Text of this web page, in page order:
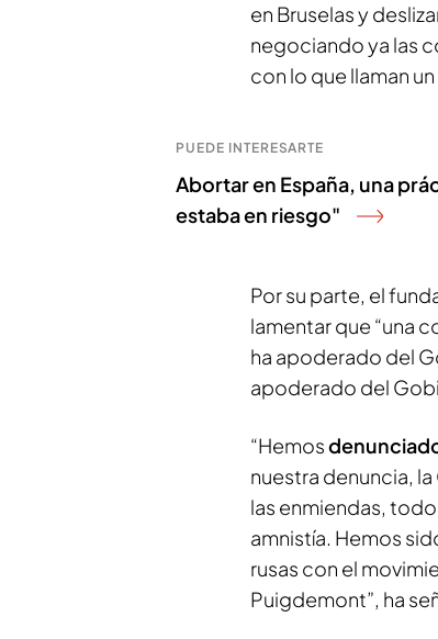
en Bruselas y
negociando ya las
con lo que llaman
PUEDE INTERESARTE
Abortar en España, una
estaba en riesgo"
Por su parte, el
lamentar que “una
ha apoderado del
apoderado del
“Hemos
nuestra denuncia,
las enmiendas,
amnistía. Hemos
rusas con el
Puigdemont”, ha